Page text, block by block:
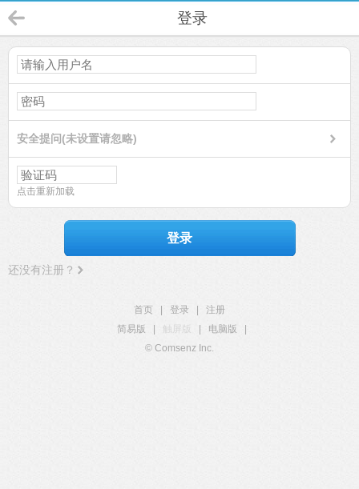
登录
安全提问(未设置请忽略)
点击重新加载
登录
还没有注册？
首页 登录
注册
简易版
触屏版 电脑版
© Comsenz Inc.